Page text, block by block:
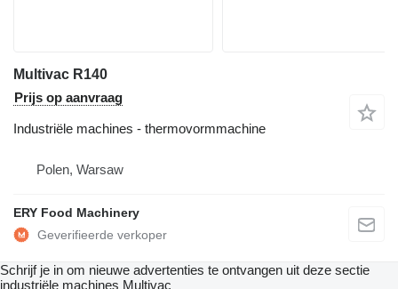
Multivac R140
Prijs op aanvraag
Industriële machines - thermovormmachine
Polen, Warsaw
ERY Food Machinery
Schrijf je in om nieuwe advertenties te ontvangen uit deze sectie
industriële machines Multivac